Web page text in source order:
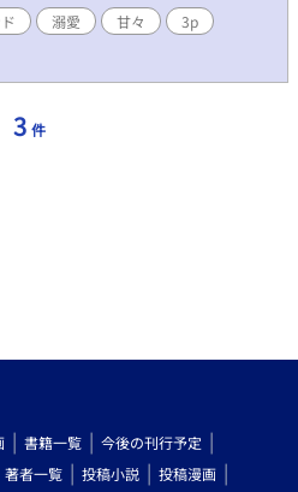
溺愛 甘々
3p
3 件
書籍一覧
今後の刊行予定
著者一覧 投稿小説 投稿漫画